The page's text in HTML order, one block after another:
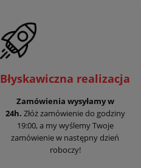
Błyskawiczna realizacja
Zamówienia wysyłamy w
24h. Złóż zamówienie do godziny
19:00, a my wyślemy Twoje
zamówienie w następny dzień
roboczy!